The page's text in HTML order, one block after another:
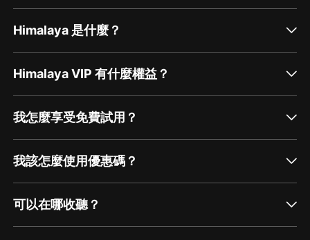
Himalaya 是什麼？
Himalaya VIP 有什麼權益？
我怎麼享受免費試用？
我該怎麼使用優惠碼？
可以在哪收聽？